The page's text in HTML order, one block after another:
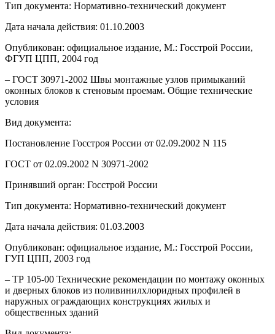
Тип документа: Нормативно-технический документ
Дата начала действия: 01.10.2003
Опубликован: официальное издание, М.: Госстрой России,
ФГУП ЦПП, 2004 год
– ГОСТ 30971-2002 Швы монтажные узлов примыканий
оконных блоков к стеновым проемам. Общие технические
условия
Вид документа:
Постановление Госстроя России от 02.09.2002 N 115
ГОСТ от 02.09.2002 N 30971-2002
Принявший орган: Госстрой России
Тип документа: Нормативно-технический документ
Дата начала действия: 01.03.2003
Опубликован: официальное издание, М.: Госстрой России,
ГУП ЦПП, 2003 год
– ТР 105-00 Технические рекомендации по монтажу оконных
и дверных блоков из поливинилхлоридных профилей в
наружных ограждающих конструкциях жилых и
общественных зданий